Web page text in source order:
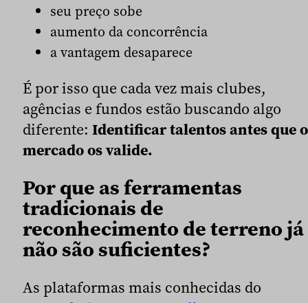
seu preço sobe
aumento da concorrência
a vantagem desaparece
É por isso que cada vez mais clubes,
agências e fundos estão buscando algo
diferente: Identificar talentos antes que o
mercado os valide.
Por que as ferramentas
tradicionais de
reconhecimento de terreno já
não são suficientes?
As plataformas mais conhecidas do